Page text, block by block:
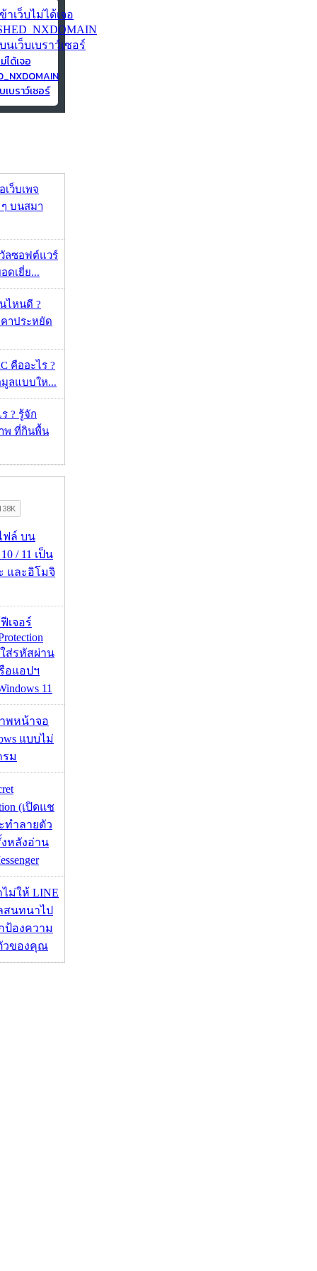
ได้เจอ
บราว์เซอร์
ว็บเพจ
บนสมา
วัลซอฟต์แวร์
ดเยี่ย...
ไหนดี ?
าประหยัด
คืออะไร ?
ลแบบให...
? รู้จัก
พ ที่กินพื้น
ฟล์ บน
/ 11 เป็น
และอิโมจิ
เจอร์
ส่รหัสผ่าน
อแอปฯ
11
พหน้าจอ
แบบไม่
รม
(เปิดแช
ทำลายตัว
หลังอ่าน
ม่ให้ LINE
สนทนาไป
ป้องความ
วของคุณ